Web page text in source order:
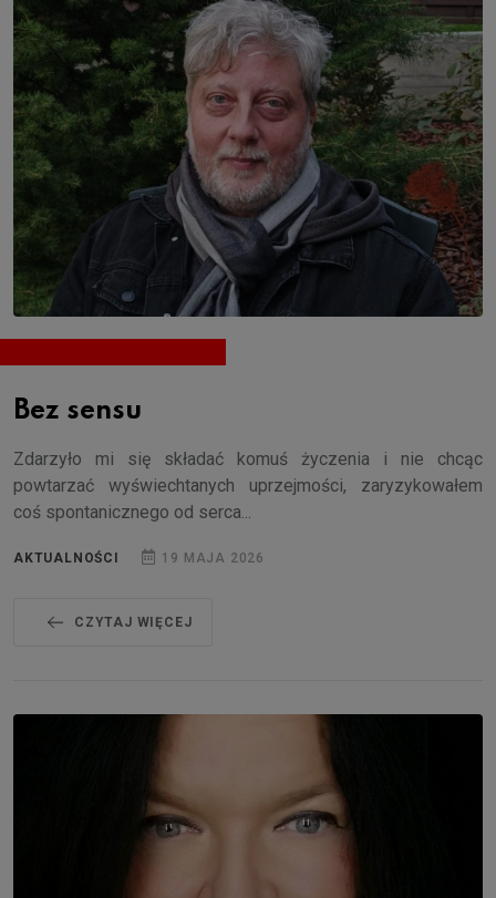
Bez sensu
Zdarzyło mi się składać komuś życzenia i nie chcąc
powtarzać wyświechtanych uprzejmości, zaryzykowałem
coś spontanicznego od serca...
AKTUALNOŚCI 19 MAJA 2026
CZYTAJ WIĘCEJ